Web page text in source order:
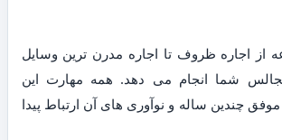
از اجاره ظروف تا اجاره مدرن ترین وسایل
شما انجام می دهد. همه مهارت این
چندین ساله و نوآوری های آن ارتباط پیدا